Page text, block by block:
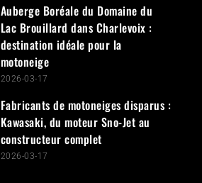
Auberge Boréale du Domaine du
Lac Brouillard dans Charlevoix :
destination idéale pour la
motoneige
2026-03-17
Fabricants de motoneiges disparus :
Kawasaki, du moteur Sno-Jet au
constructeur complet
2026-03-17